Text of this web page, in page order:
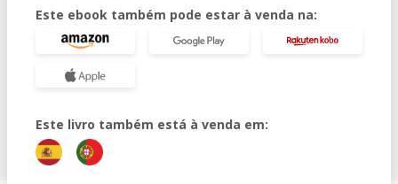
Este ebook também pode estar à venda na:
Este livro também está à venda em: